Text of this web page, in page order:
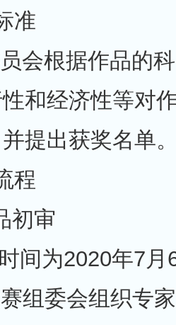
准
会根据作品的
和经济性等对
提出获奖名单
程
初审
间为2020年7月
组委会组织专